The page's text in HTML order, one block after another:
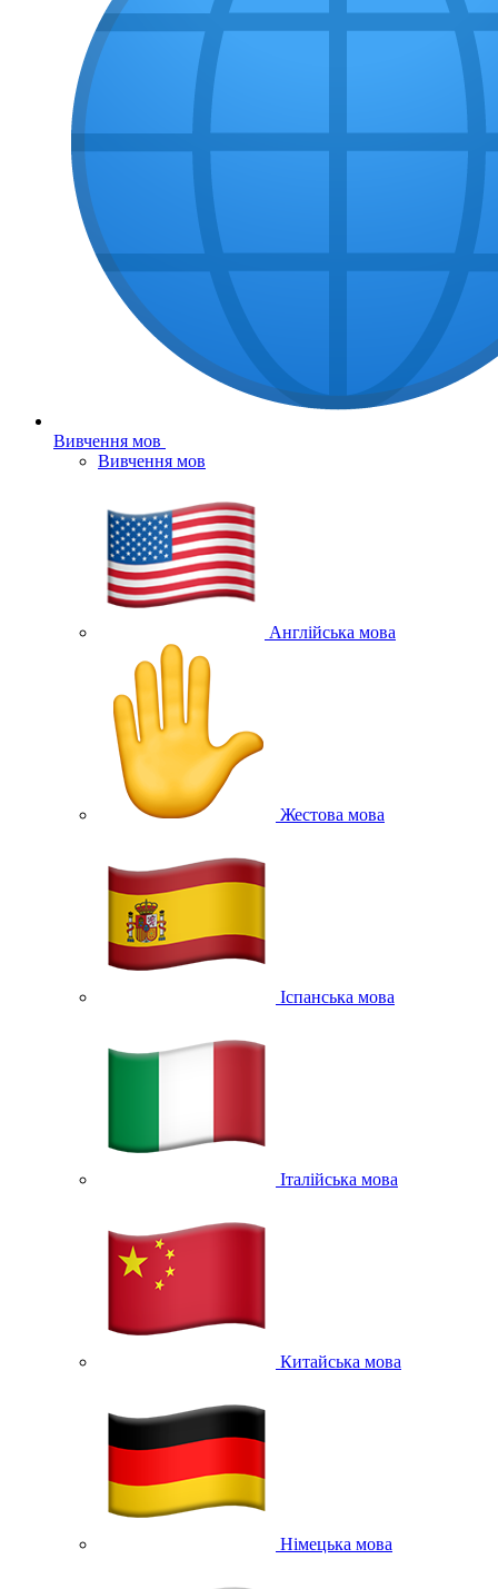
Вивчення мов
Вивчення мов
Англійська мова
Жестова мова
Іспанська мова
Італійська мова
Китайська мова
Німецька мова